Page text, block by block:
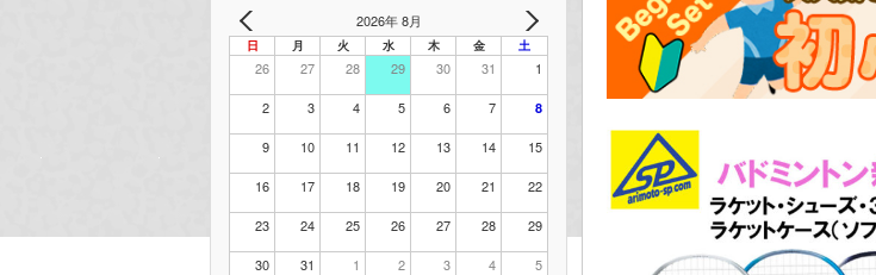
2026年 8月
日 月 火 水 木 金 土
26 27 28 29 30 31 1
2 3 4 5 6 7 8
9 10 11 12 13 14 15
16 17 18 19 20 21 22
23 24 25 26 27 28 29
30 31 1 2 3 4 5